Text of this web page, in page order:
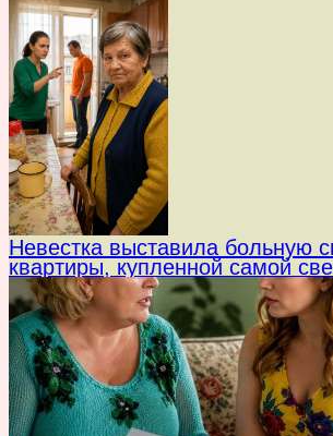
Невестка выставила больную
квартиры, купленной самой